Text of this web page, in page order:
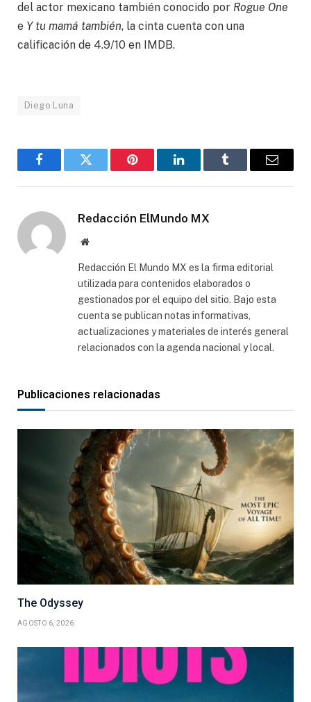
del actor mexicano también conocido por Rogue One
e Y tu mamá también, la cinta cuenta con una
calificación de 4.9/10 en IMDB.
Diego Luna
FacebookGorjeo Pinterest LinkedInTumblr
Correo
Redacción ElMundo MX
Sitio
Redacción El Mundo MX es la firma editorial
utilizada para contenidos elaborados o
gestionados por el equipo del sitio. Bajo esta
cuenta se publican notas informativas,
actualizaciones y materiales de interés general
relacionados con la agenda nacional y local.
Publicaciones relacionadas
The Odyssey
AGOSTO 6, 2026